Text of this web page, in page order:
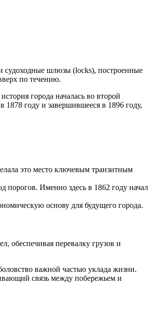
судоходные шлюзы (locks), построенные
по течению.
города началась во второй
году и завершившееся в 1896 году,
это место ключевым транзитным
порогов. Именно здесь в 1862 году начал
основу для будущего города.
обеспечивая перевалку грузов и
важной частью уклада жизни.
связь между побережьем и